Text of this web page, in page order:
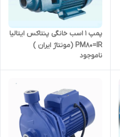
پمپ ۱ اسب خانگی پنتاکس ایتالیا
PM80=IR (مونتاژ ایران )
ناموجود